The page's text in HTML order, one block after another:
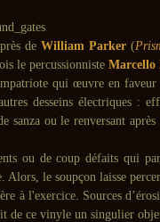
deWilliam Parker (
le percussionniste Marcello
qui œuvre en
desseins électriques :
sanza ou le renversant après
ou de coup défaits qui
Alors, le soupçon laisse
à l'exercice. Sources
de ce vinyle un singulier